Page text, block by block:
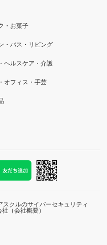
・お菓子
・バス・リビング
ヘルスケア・介護
オフィス・手芸
スクルのサイバーセキュリティ
（会社概要）